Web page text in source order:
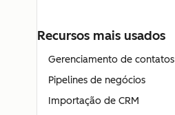
Recursos mais usados
Gerenciamento de contatos
Pipelines de negócios
Importação de CRM